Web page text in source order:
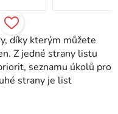
díky kterým můžete
Z jedné strany listu
seznamu úkolů pro
strany je list